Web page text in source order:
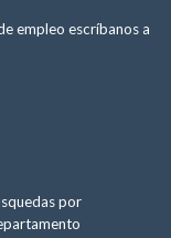
empleo escríbanos a
por